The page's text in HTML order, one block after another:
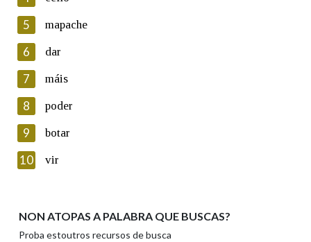
Lin e acepto as condicións da política de
Introduce o código que aparece na imaxe:
Texto de verificación
Enviar
5 mapache
6 dar
7 máis
8 poder
9 botar
10 vir
NON ATOPAS A PALABRA QUE BUSCAS?
Proba estoutros recursos de busca